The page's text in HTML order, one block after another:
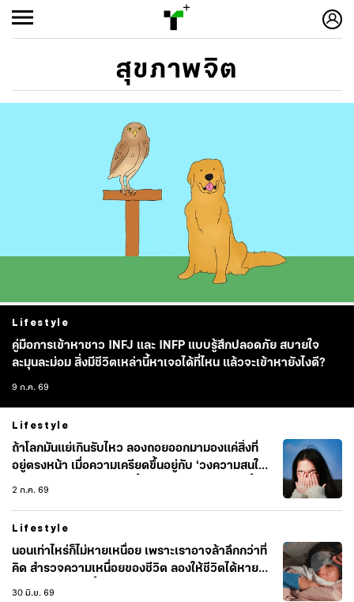
สุขภาพจิต
Lifestyle
คู่มือการเข้าหาชาว INFJ และ INFP แบบรู้สึกปลอดภัย สบายใจ
ละมุนละม่อม สิ่งมีชีวิตเหล่านี้หาเจอได้ที่ไหน แล้วจะเข้าหายังไงดี?
9 ก.ค. 69
Lifestyle
ถ้าโลกมันแย่เกินรับไหว ลองถอยออกมามองแค่สิ่งที่
อยู่ตรงหน้า เมื่อความเครียดขึ้นอยู่กับ ‘วงความสนใจ’
เราไม่จำเป็นต้องแบกโลกทั้งใบ แค่กลับมาดูว่าวันนี้เรา
2 ก.ค. 69
Lifestyle
นอนเท่าไหร่ก็ไม่หายเหนื่อย เพราะเราอาจล้าลึกกว่าที่
คิด สำรวจความเหนื่อยของชีวิต ลองให้ชีวิตได้หายใจ
ผ่านการพักผ่อนทั้ง 7 ด้าน
30 มิ.ย. 69